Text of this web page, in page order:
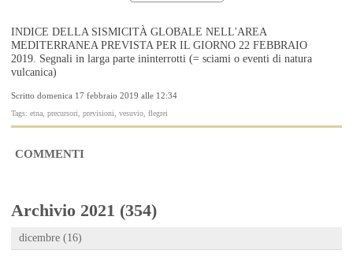
INDICE DELLA SISMICITÀ GLOBALE NELL'AREA
MEDITERRANEA PREVISTA PER IL GIORNO 22 FEBBRAIO
2019. Segnali in larga parte ininterrotti (= sciami o eventi di natura
vulcanica)
Scritto domenica 17 febbraio 2019 alle 12:34
Tags: etna, precursori, previsioni, vesuvio, flegrei
COMMENTI
Archivio 2021 (354)
dicembre (16)